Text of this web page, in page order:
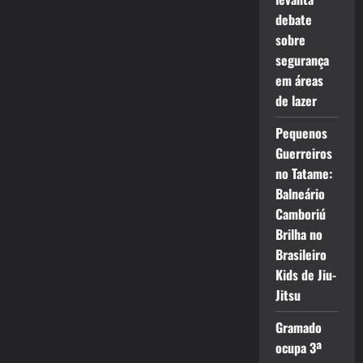
debate
sobre
segurança
em áreas
de lazer
Pequenos
Guerreiros
no Tatame:
Balneário
Camboriú
Brilha no
Brasileiro
Kids de Jiu-
Jitsu
Gramado
ocupa 3ª